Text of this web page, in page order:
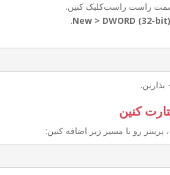
راست راست‌کلیک کنین.
New > DWORD (32-
.
۰ بذارین.
رو با مسیر زیر اضافه کنین: